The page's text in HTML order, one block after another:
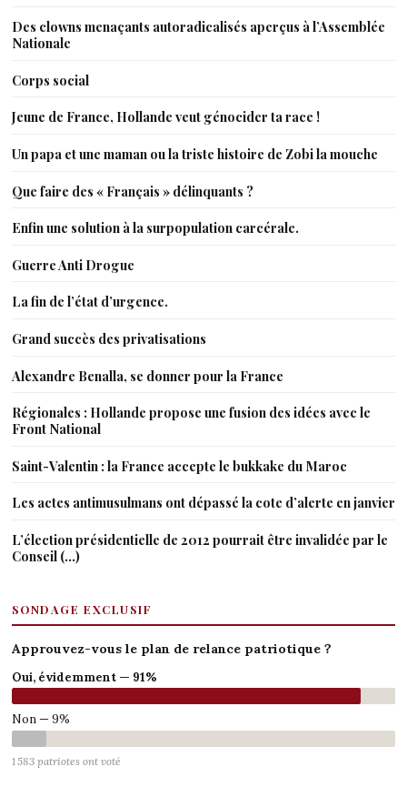
Des clowns menaçants autoradicalisés aperçus à l’Assemblée
Nationale
Corps social
Jeune de France, Hollande veut génocider ta race !
Un papa et une maman ou la triste histoire de Zobi la mouche
Que faire des « Français » délinquants ?
Enfin une solution à la surpopulation carcérale.
Guerre Anti Drogue
La fin de l’état d’urgence.
Grand succès des privatisations
Alexandre Benalla, se donner pour la France
Régionales : Hollande propose une fusion des idées avec le
Front National
Saint-Valentin : la France accepte le bukkake du Maroc
Les actes antimusulmans ont dépassé la cote d’alerte en janvier
L’élection présidentielle de 2012 pourrait être invalidée par le
Conseil (…)
SONDAGE EXCLUSIF
Approuvez-vous le plan de relance patriotique ?
Oui, évidemment — 91%
Non — 9%
1 583 patriotes ont voté